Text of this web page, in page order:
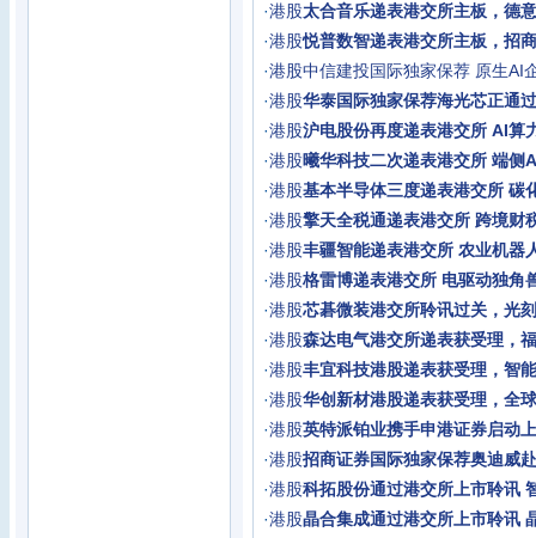
·港股太合音乐递表港交所主板，德
·港股悦普数智递表港交所主板，招
·港股中信建投国际独家保荐 原生AI
·港股华泰国际独家保荐海光芯正通
·港股沪电股份再度递表港交所 AI算
·港股曦华科技二次递表港交所 端侧
·港股基本半导体三度递表港交所 碳
·港股擎天全税通递表港交所 跨境财
·港股丰疆智能递表港交所 农业机器
·港股格雷博递表港交所 电驱动独角
·港股芯碁微装港交所聆讯过关，光
·港股森达电气港交所递表获受理，
·港股丰宜科技港股递表获受理，智
·港股华创新材港股递表获受理，全
·港股英特派铂业携手申港证券启动
·港股招商证券国际独家保荐奥迪威
·港股科拓股份通过港交所上市聆讯
·港股晶合集成通过港交所上市聆讯